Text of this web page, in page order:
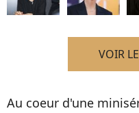
VOIR
Au coeur d'une